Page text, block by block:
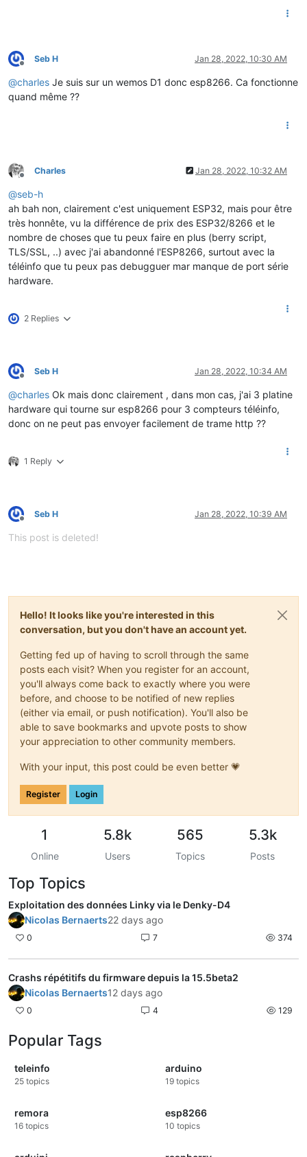
Offline
Seb H Jan 28, 2022, 10:30 AM
@charles Je suis sur un wemos D1 donc esp8266. Ca fonctionne
quand même ??
Offline
Charles Jan 28, 2022, 10:32 AM
@seb-h
ah bah non, clairement c'est uniquement ESP32, mais pour être
très honnête, vu la différence de prix des ESP32/8266 et le
nombre de choses que tu peux faire en plus (berry script,
TLS/SSL, ..) avec j'ai abandonné l'ESP8266, surtout avec la
téléinfo que tu peux pas debugguer mar manque de port série
hardware.
2 Replies
Offline
Seb H Jan 28, 2022, 10:34 AM
@charles Ok mais donc clairement , dans mon cas, j'ai 3 platine
hardware qui tourne sur esp8266 pour 3 compteurs téléinfo,
donc on ne peut pas envoyer facilement de trame http ??
1 Reply
Offline
Seb H Jan 28, 2022, 10:39 AM
This post is deleted!
Hello! It looks like you're interested in this
conversation, but you don't have an account yet.
Getting fed up of having to scroll through the same
posts each visit? When you register for an account,
you'll always come back to exactly where you were
before, and choose to be notified of new replies
(either via email, or push notification). You'll also be
able to save bookmarks and upvote posts to show
your appreciation to other community members.
With your input, this post could be even better 💗
Register Login
1
Online
5.8k
Users
565
Topics
5.3k
Posts
Top Topics
Exploitation des données Linky via le Denky-D4
Nicolas Bernaerts22 days ago
0 7 374
Crashs répétitifs du firmware depuis la 15.5beta2
Nicolas Bernaerts12 days ago
0 4 129
Popular Tags
teleinfo
25 topics
arduino
19 topics
remora
16 topics
esp8266
10 topics